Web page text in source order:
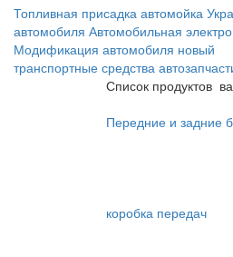
Топливная присадка автомойка
автомобиля Автомобильная
Модификация автомобиля новый
транспортные средства
Список продуктов
Передние и задние
коробка передач